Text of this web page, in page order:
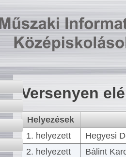
Versenyen
Helyezések
1. helyezett
Hegyesi
2. helyezett
Bálint